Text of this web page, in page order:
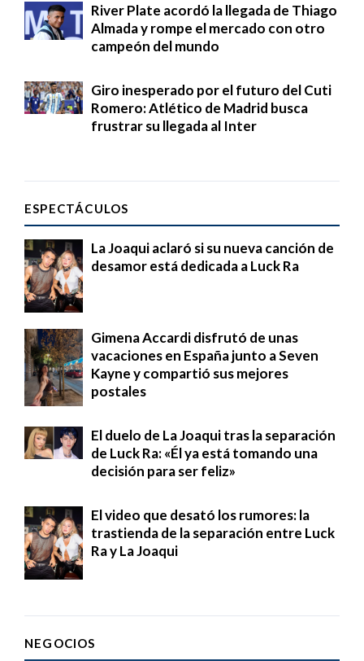
River Plate acordó la llegada de Thiago
Almada y rompe el mercado con otro
campeón del mundo
Giro inesperado por el futuro del Cuti
Romero: Atlético de Madrid busca
frustrar su llegada al Inter
ESPECTÁCULOS
La Joaqui aclaró si su nueva canción de
desamor está dedicada a Luck Ra
Gimena Accardi disfrutó de unas
vacaciones en España junto a Seven
Kayne y compartió sus mejores
postales
El duelo de La Joaqui tras la separación
de Luck Ra: «Él ya está tomando una
decisión para ser feliz»
El video que desató los rumores: la
trastienda de la separación entre Luck
Ra y La Joaqui
NEGOCIOS